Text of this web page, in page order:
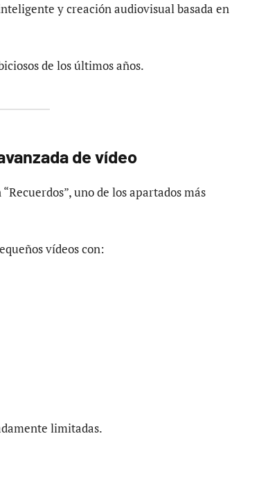
y creación audiovisual basada en
de los últimos años.
de vídeo
uno de los apartados más
vídeos con:
limitadas.